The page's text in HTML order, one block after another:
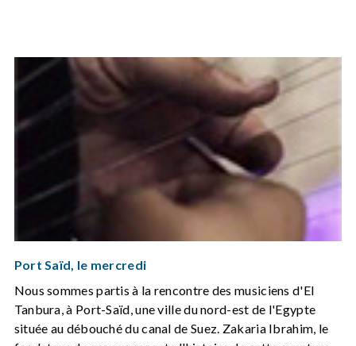
Port Saïd, le mercredi
Nous sommes partis à la rencontre des musiciens d'El
Tanbura, à Port-Saïd, une ville du nord-est de l'Egypte
située au débouché du canal de Suez. Zakaria Ibrahim, le